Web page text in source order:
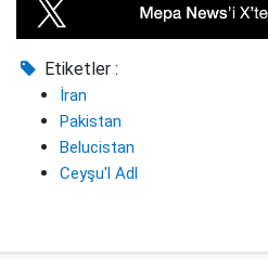
Etiketler :
İran
Pakistan
Belucistan
Ceyşu'l Adl